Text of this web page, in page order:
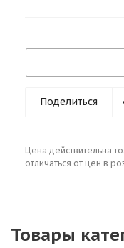
Поделиться
Цена действительна
отличаться от цен в
Товары